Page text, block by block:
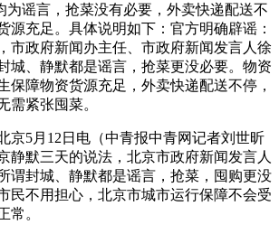
为谣言，抢菜没有必要，外卖快递配送不
源充足。具体说明如下：官方明确辟谣：
市政府新闻办主任、市政府新闻发言人徐
城、静默都是谣言，抢菜更没必要。物资
保障物资货源充足，外卖快递配送不停，
需紧张囤菜。
京5月12日电（中青报中青网记者刘世昕
静默三天的说法，北京市政府新闻发言人
谓封城、静默都是谣言，抢菜，囤购更没
民不用担心，北京市城市运行保障不会受
常。